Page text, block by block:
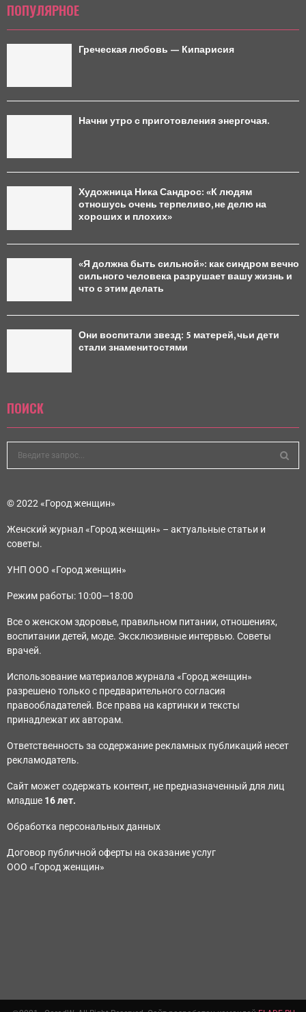
ПОПУЛЯРНОЕ
Греческая любовь — Кипарисия
Начни утро с приготовления энергочая.
Художница Ника Сандрос: «К людям
отношусь очень терпеливо, не делю на
хороших и плохих»
«Я должна быть сильной»: как синдром вечно
сильного человека разрушает вашу жизнь и
что с этим делать
Они воспитали звезд: 5 матерей, чьи дети
стали знаменитостями
ПОИСК
© 2022 «Город женщин»
Женский журнал «Город женщин» – актуальные статьи и
советы.
УНП ООО «Город женщин»
Режим работы: 10:00—18:00
Все о женскомздоровье, правильном питании, отношениях,
воспитании детей, моде. Эксклюзивные интервью. Советы
врачей.
Использование материалов журнала «Город женщин»
разрешено только с предварительного согласия
правообладателей. Все права на картинки и тексты
принадлежат их авторам.
Ответственность за содержание рекламных публикаций несет
рекламодатель.
Сайт может содержать контент, не предназначенный для лиц
младше 16 лет.
Обработка персональных данных
Договор публичной оферты на оказание услуг
ООО «Город женщин»